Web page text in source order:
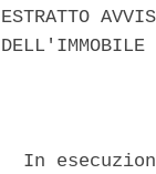
ESTRATTO
In